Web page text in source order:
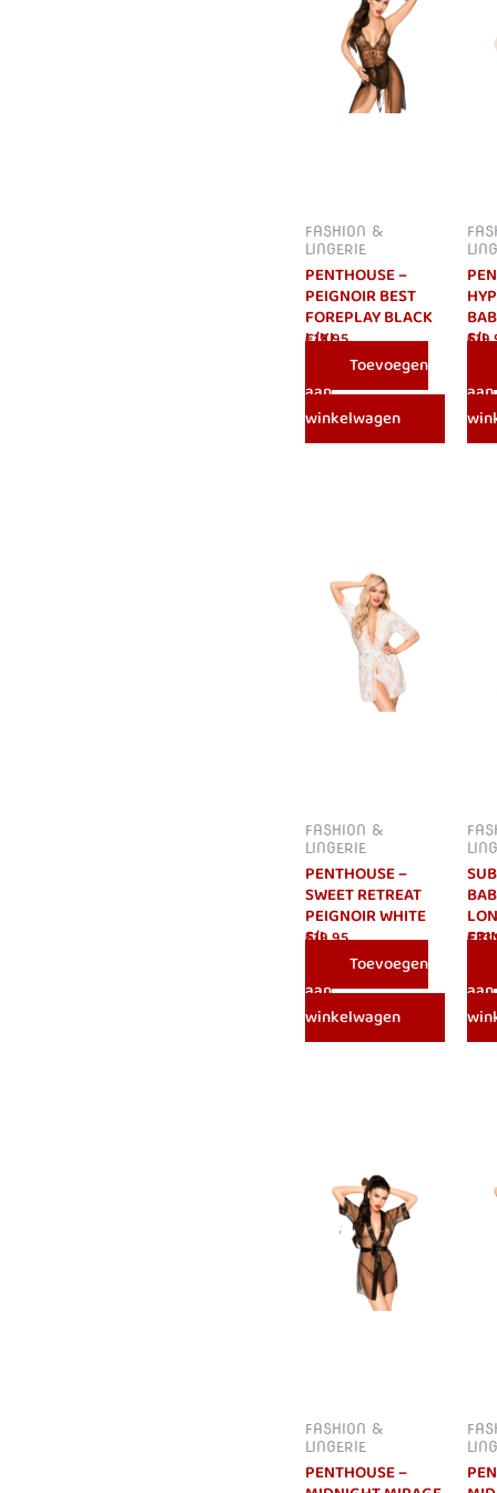
FASHION &
LINGERIE
PENTHOUSE –
PEIGNOIR BEST
FOREPLAY BLACK
L/XL
€19.95
Toevoegen
aan
winkelwagen
S/L
€
aan
FASHION &
LINGERIE
PENTHOUSE –
SWEET RETREAT
PEIGNOIR WHITE
S/L
€19.95
Toevoegen
aan
winkelwagen
€
aan
FASHION &
LINGERIE
PENTHOUSE –